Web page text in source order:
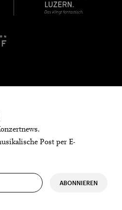
Post per E-
ABONNIEREN